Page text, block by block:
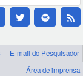
E-mail do Pesquisador
Área de imprensa